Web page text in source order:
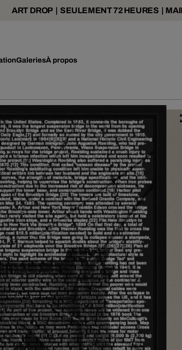
ART DROP | SEULEMENT 72 HEURES |
GaleriesÀ propos